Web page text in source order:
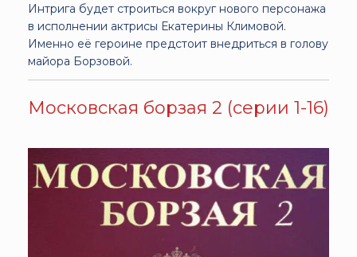
Интрига будет строиться вокруг нового персонажа
в исполнении актрисы Екатерины Климовой.
Именно её героине предстоит внедриться в голову
майора Борзовой.
Московская борзая 2 (серии 1-16)